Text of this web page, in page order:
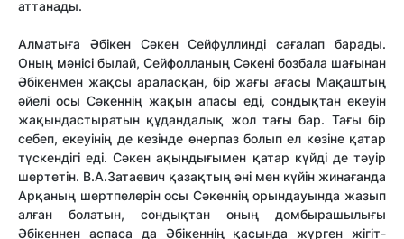
аттанады.
Алматыға Әбікен Сәкен Сейфуллинді сағалап барады.
Оның мәнісі былай, Сейфолланың Сәкені бозбала шағынан
Әбікенмен жақсы араласқан, бір жағы ағасы Мақаштың
әйелі осы Сәкеннің жақын апасы еді, сондықтан екеуін
жақындастыратын құдандалық жол тағы бар. Тағы бір
себеп, екеуінің де кезінде өнерпаз болып ел көзіне қатар
түскендігі еді. Сәкен ақындығымен қатар күйді де тәуір
шертетін. В.А.Затаевич қазақтың әні мен күйін жинағанда
Арқаның шертпелерін осы Сәкеннің орындауында жазып
алған болатын, сондықтан оның домбырашылығы
Әбікеннен аспаса да Әбікеннің қасында жүрген жігіт-